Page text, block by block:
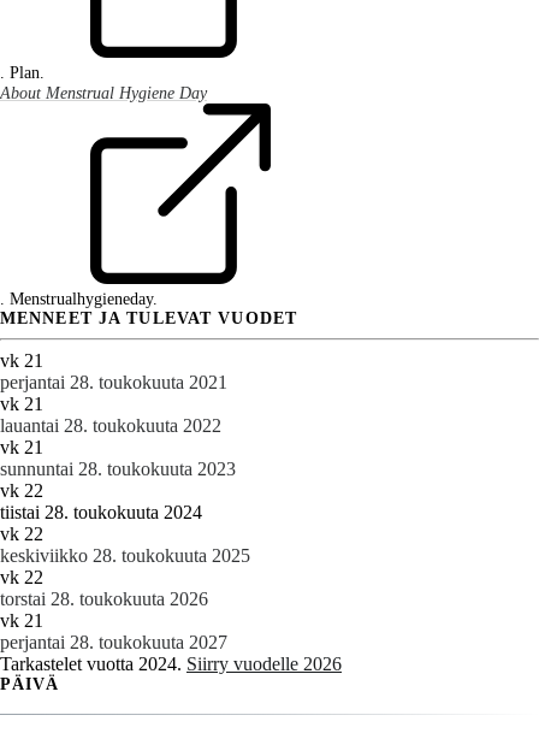
. Plan.
About Menstrual Hygiene Day
. Menstrualhygieneday.
MENNEET JA TULEVAT VUODET
vk 21
perjantai 28. toukokuuta 2021
vk 21
lauantai 28. toukokuuta 2022
vk 21
sunnuntai 28. toukokuuta 2023
vk 22
tiistai 28. toukokuuta 2024
vk 22
keskiviikko 28. toukokuuta 2025
vk 22
torstai 28. toukokuuta 2026
vk 21
perjantai 28. toukokuuta 2027
Tarkastelet vuotta 2024. Siirry vuodelle 2026
PÄIVÄ